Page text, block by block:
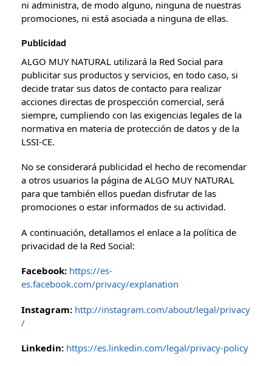
ni administra, de modo alguno, ninguna de nuestras
promociones, ni está asociada a ninguna de ellas.
Publicidad
ALGO MUY NATURAL utilizará la Red Social para
publicitar sus productos y servicios, en todo caso, si
decide tratar sus datos de contacto para realizar
acciones directas de prospección comercial, será
siempre, cumpliendo con las exigencias legales de la
normativa en materia de protección de datos y de la
LSSI-CE.
No se considerará publicidad el hecho de recomendar
a otros usuarios la página de ALGO MUY NATURAL
para que también ellos puedan disfrutar de las
promociones o estar informados de su actividad.
A continuación, detallamos el enlace a la política de
privacidad de la Red Social:
Facebook: https://es-
es.facebook.com/privacy/explanation
Instagram: http://instagram.com/about/legal/privacy
/
Linkedin: https://es.linkedin.com/legal/privacy-policy